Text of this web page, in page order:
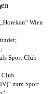
en
Wien
Sport Club
Club
zum Sport